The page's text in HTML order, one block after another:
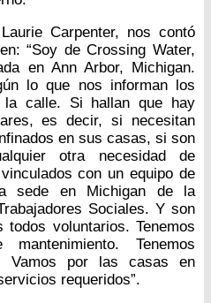
Carpenter, nos contó
“Soy de Crossing Water,
en Ann Arbor, Michigan.
lo que nos informan los
calle. Si hallan que hay
es decir, si necesitan
en sus casas, si son
otra necesidad de
con un equipo de
sede en Michigan de la
Sociales. Y son
todos voluntarios. Tenemos
Tenemos
Vamos por las casas en
requeridos”.